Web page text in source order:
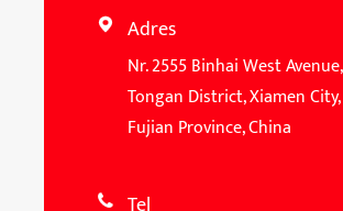
 Adres
Nr. 2555 Binhai West Avenue,
Tongan District, Xiamen City,
Fujian Province, China
